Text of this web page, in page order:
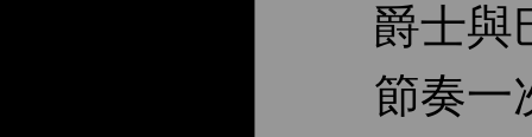
爵士與
節奏一